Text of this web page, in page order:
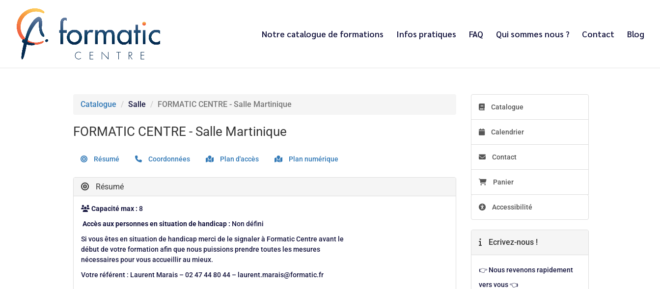
Notre catalogue de formations Infos pratiques FAQ Qui sommes nous ? Contact Blog
Catalogue Salle FORMATIC CENTRE - Salle Martinique
FORMATIC CENTRE - Salle Martinique
Résumé Coordonnées Plan d'accès Plan numérique
Résumé
Capacité max :8
Accès aux personnes en situation de handicap : Non défini
Si vous êtes en situation de handicap merci de le signaler à Formatic Centre avant le
début de votre formation afin que nous puissions prendre toutes les mesures
nécessaires pour vous accueillir au mieux.
Votre référent : Laurent Marais – 02 47 44 80 44 – laurent.marais@formatic.fr
Catalogue
Calendrier
Contact
Panier
Accessibilité
Ecrivez-nous !
👉 Nous revenons rapidement
vers vous 👈